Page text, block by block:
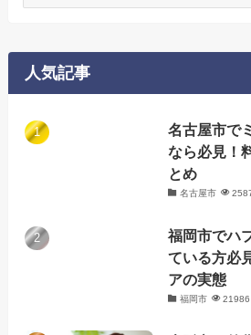
リ
ー
人気記事
名古屋市で
なら必見！
とめ
名古屋市
福岡市でハ
ている方必
アの実態
福岡市 21986